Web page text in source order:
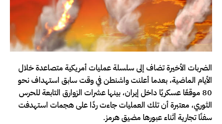
الضربات الأخيرة تضاف إلى سلسلة عمليات أمريكية متصاعدة خلال
الأيام الماضية، بعدما أعلنت واشنطن في وقت سابق استهداف نحو
80 موقعًا عسكريًا داخل إيران، بينها عشرات الزوارق التابعة للحرس
الثوري، معتبرة أن تلك العمليات جاءت ردًا على هجمات استهدفت
سفنًا تجارية أثناء عبورها مضيق هرمز.